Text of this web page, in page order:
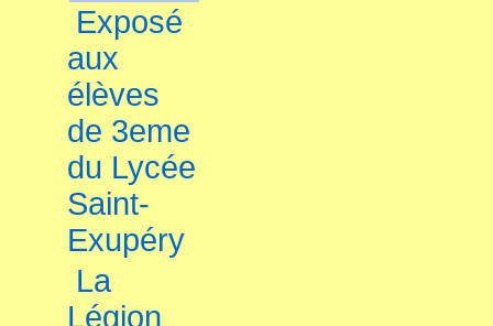
Exposé
aux
élèves
de 3eme
du Lycée
Saint-
Exupéry
La
Légion